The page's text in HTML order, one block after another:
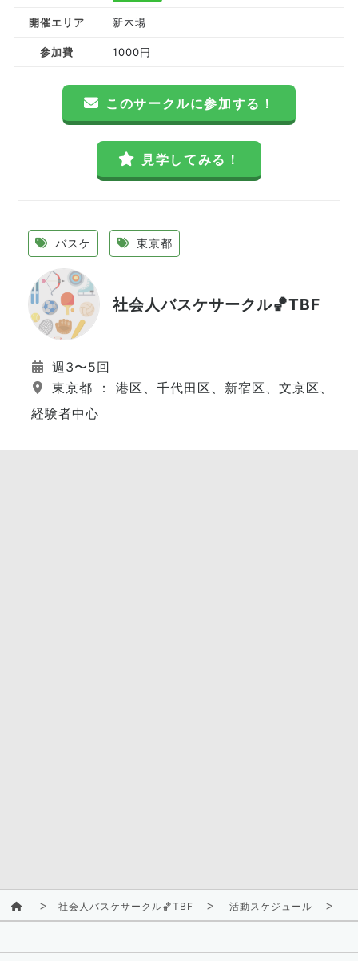
開催エリア 新木場
参加費 1000円
このサークルに参加する！
見学してみる！
バスケ 東京都
社会人バスケサークル🏀TBF
週3〜5回
東京都 ： 港区、千代田区、新宿区、文京区、江
経験者中心
社会人バスケサークル🏀TBF 活動スケジュール